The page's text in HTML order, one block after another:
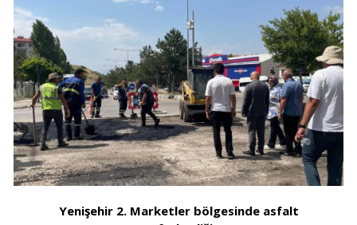
Yenişehir 2. Marketler bölgesinde asfalt